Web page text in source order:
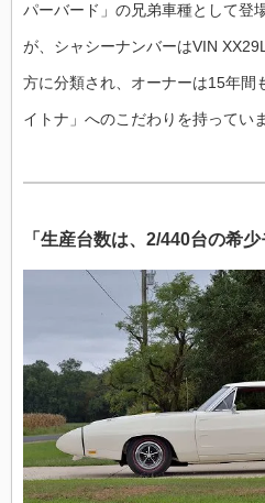
パーバード」の兄弟車種として登
が、シャシーナンバーはVIN
方に分類され、オーナーは15年間
イトナ」へのこだわりを持っていま
「生産台数は、2/440台の希少